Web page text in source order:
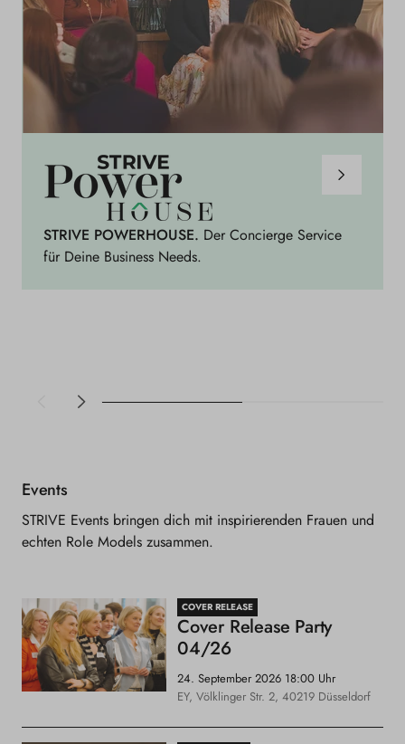
r
i
h
STRIVE POWERHOUSE. Der Concierge Service
für Deine Business Needs.
Events
STRIVE Events bringen dich mit inspirierenden Frauen und
echten Role Models zusammen.
COVER RELEASE
Cover Release Party
04/26
24. September 2026 18:00 Uhr
EY, Völklinger Str. 2, 40219 Düsseldorf